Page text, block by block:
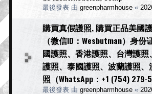
最後發表 由 greenpharmhouse «
購買真假護照, 購買正品美國
（微信ID：Wesbutman）身
國護照、香港護照、台灣護
護照、泰國護照、波蘭護照
照（WhatsApp：+1 (754) 279-
最後發表 由 greenpharmhouse «